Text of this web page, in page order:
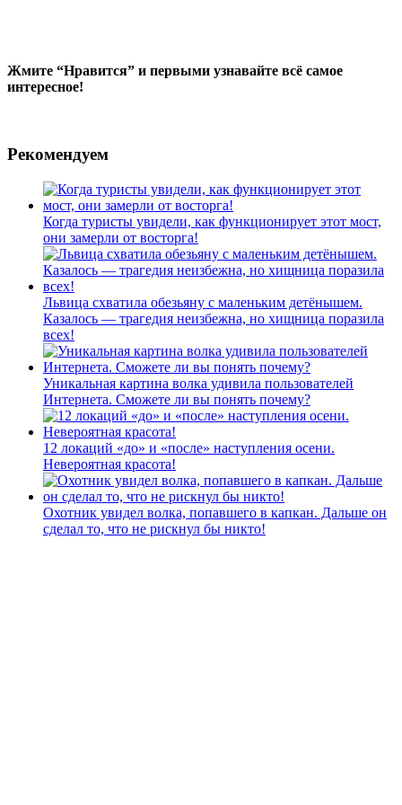
Жмите “Нравится” и первыми узнавайте всё самое
интересное!
Рекомендуем
Когда туристы увидели, как функционирует этот мост,
они замерли от восторга!
Львица схватила обезьяну с маленьким детёнышем.
Казалось — трагедия неизбежна, но хищница поразила
всех!
Уникальная картина волка удивила пользователей
Интернета. Сможете ли вы понять почему?
12 локаций «до» и «после» наступления осени.
Невероятная красота!
Охотник увидел волка, попавшего в капкан. Дальше он
сделал то, что не рискнул бы никто!